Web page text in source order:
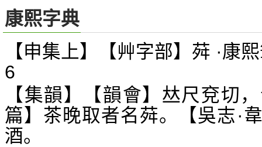
康熙字典
【申集上】【艸字部】荈 ·康
6
【集韻】【韻會】 𠀤尺兗切
篇】茶晚取者名荈。【吳志·
酒。